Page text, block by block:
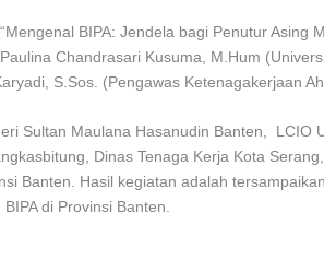
BIPA: Jendela bagi Penutur Asing
Chandrasari Kusuma, M.Hum
S.Sos. (Pengawas Ketenagakerjaan
Sultan Maulana Hasanudin Banten, LCIO
Dinas Tenaga Kerja Kota
Banten. Hasil kegiatan adalah
di Provinsi Banten.